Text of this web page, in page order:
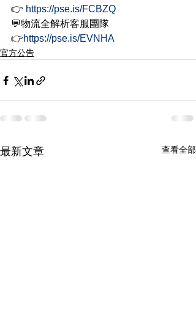
👉 https://pse.is/FCBZQ
💬物流全解析客服團隊
👉https://pse.is/EVNHA
官方公告
最新文章 查看全部